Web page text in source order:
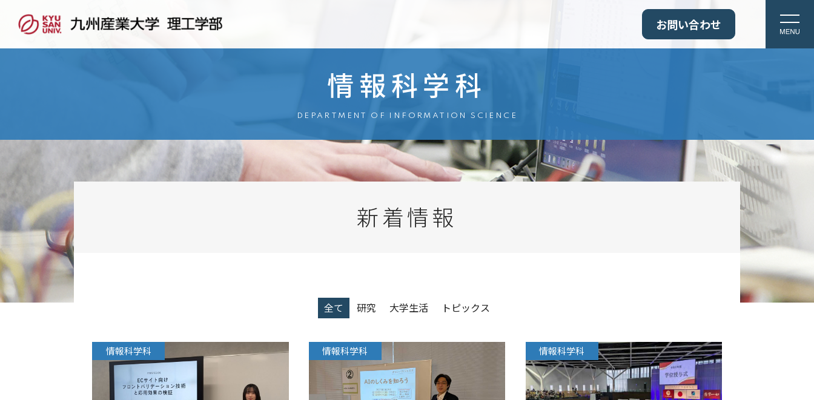
お問い合わせ
情報科学科
DEPARTMENT OF INFORMATION SCIENCE
新着情報
全て 研究 大学生活 トピックス
情報科学科 情報科学科 情報科学科